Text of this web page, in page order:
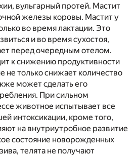
вульгарный протей. Мастит
железы коровы. Мастит у
во время лактации. Это
и во время сухостоя,
перед очередным отелом.
к снижению продуктивности
не только снижает количество
может сделать его
При сильном
животное испытывает все
интоксикации, кроме того,
на внутриутробное развитие
состояние новорожденных
телята не получают